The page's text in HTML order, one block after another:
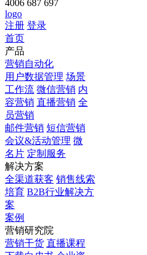
4006 687 697
logo
注册 登录
首页
产品
营销自动化
用户数据管理 场景
工作流 微信营销 内
容营销 直播营销 全
员营销
邮件营销 短信营销
会议&活动管理 微
名片 定制服务
解决方案
全渠道获客 销售线索
培育 B2B行业解决方
案
案例
营销研究院
营销干货 直播课程